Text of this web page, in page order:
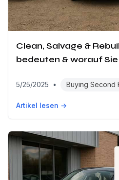
Clean, Salvage &
bedeuten & worauf
5/25/2025 • Buying Second
Artikel lesen →